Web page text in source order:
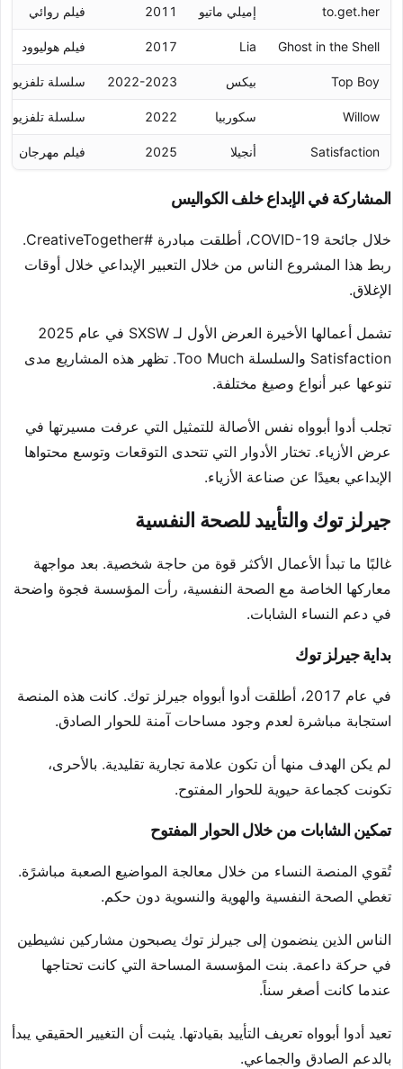
to.get.her إميلي ماتيو 2011 فيلم روائي
Ghost in the Shell
Lia
2017 فيلم هوليوود
Top Boy بيكس 2022-2023 سلسلة
Willow سكوربيا 2022 سلسلة
Satisfaction أنجيلا 2025 فيلم مهرجان
المشاركة في الإبداع خلف الكواليس
خلال جائحة COVID-19، أطلقت مبادرة #CreativeTogether.
ربط هذا المشروع الناس من خلال التعبير الإبداعي خلال أوقات
الإغلاق.
تشمل أعمالها الأخيرة العرض الأول لـ SXSW في عام 2025
Satisfaction والسلسلة Too Much. تظهر هذه المشاريع مدى
تنوعها عبر أنواع وصيغ مختلفة.
تجلب أدوا أبوواه نفس الأصالة للتمثيل التي عرفت مسيرتها في
عرض الأزياء. تختار الأدوار التي تتحدى التوقعات وتوسع محتواها
الإبداعي بعيدًا عن صناعة الأزياء.
جيرلز توك والتأييد للصحة النفسية
غالبًا ما تبدأ الأعمال الأكثر قوة من حاجة شخصية. بعد مواجهة
معاركها الخاصة مع الصحة النفسية، رأت المؤسسة فجوة واضحة
في دعم النساء الشابات.
بداية جيرلز توك
في عام 2017، أطلقت أدوا أبوواه جيرلز توك. كانت هذه المنصة
استجابة مباشرة لعدم وجود مساحات آمنة للحوار الصادق.
لم يكن الهدف منها أن تكون علامة تجارية تقليدية. بالأحرى،
تكونت كجماعة حيوية للحوار المفتوح.
تمكين الشابات من خلال الحوار المفتوح
تُقوي المنصة النساء من خلال معالجة المواضيع الصعبة مباشرًة.
تغطي الصحة النفسية والهوية والنسوية دون حكم.
الناس الذين ينضمون إلى جيرلز توك يصبحون مشاركين نشيطين
في حركة داعمة. بنت المؤسسة المساحة التي كانت تحتاجها
عندما كانت أصغر سناً.
تعيد أدوا أبوواه تعريف التأييد بقيادتها. يثبت أن التغيير الحقيقي يبدأ
بالدعم الصادق والجماعي.